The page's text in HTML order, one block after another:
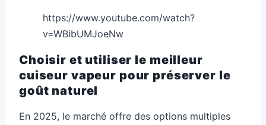
https://www.youtube.com/watch?
v=WBibUMJoeNw
Choisir et utiliser le meilleur
cuiseur vapeur pour préserver le
goût naturel
En 2025, le marché offre des options multiples